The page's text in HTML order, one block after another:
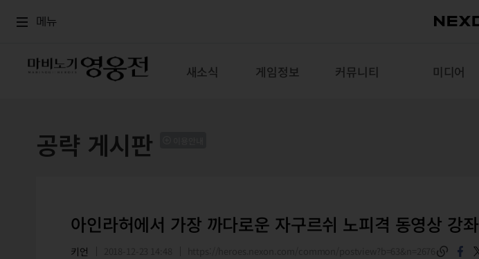
메뉴
새소식 게임정보 커뮤니티 미디어
공략 게시판
아인라허에서 가장 까다로운 자구르쉬 노피격 동영상 강좌
키언